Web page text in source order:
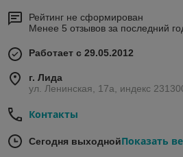
Рейтинг не сформирован
Менее 5 отзывов за последний
Работает с 29.05.2012
г. Лида
ул. Ленинская, 17а, индекс
Контакты
Сегодня выходнойПоказать